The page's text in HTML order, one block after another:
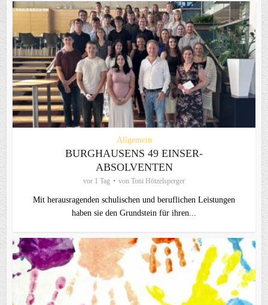
Allgemein
BURGHAUSENS 49 EINSER-
ABSOLVENTEN
vor 1 Tag von Toni Hötzelsperger
Mit herausragenden schulischen und beruflichen Leistungen
haben sie den Grundstein für ihren...